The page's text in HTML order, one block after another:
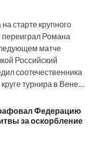
старте крупного
Романа
матче
Российский
соотечественника
турнира в Вене…
Федерацию
за оскорбление